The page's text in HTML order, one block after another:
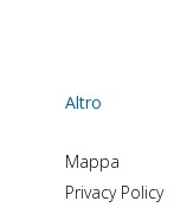
Altro
Mappa
Privacy Policy